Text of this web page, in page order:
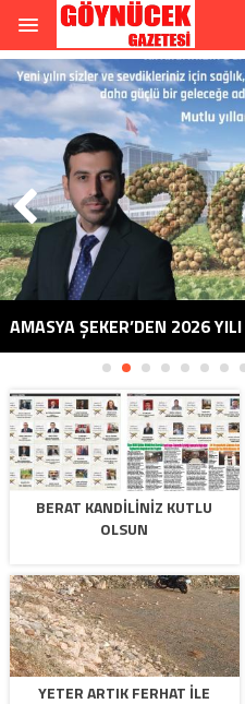
AMASYA ŞEKER’DEN 2026
BERAT KANDİLİNİZ KUTLU
OLSUN
YETER ARTIK FERHAT İLE